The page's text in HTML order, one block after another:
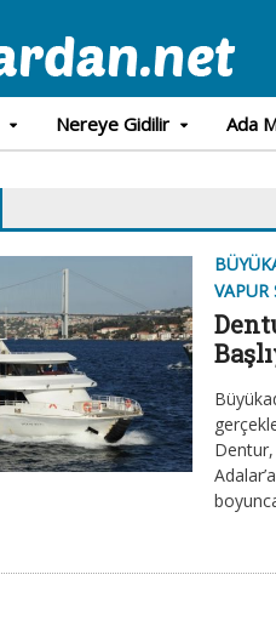
Nereye Gidilir Ada
VAPUR
Dentur,